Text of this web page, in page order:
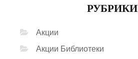
РУБРИКИ
Акции
Акции Библиотеки